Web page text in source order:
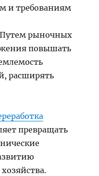
и требованиям
рыночных
повышать
расширять
превращать